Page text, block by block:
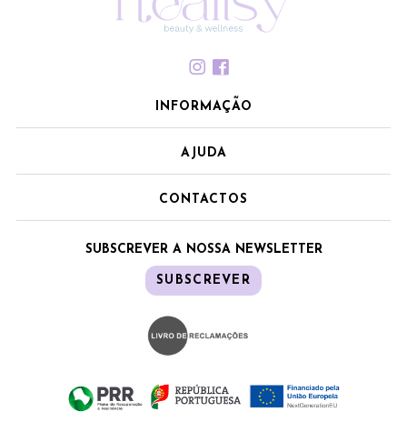
INFORMAÇÃO
AJUDA
CONTACTOS
SUBSCREVER A NOSSA NEWSLETTER
SUBSCREVER